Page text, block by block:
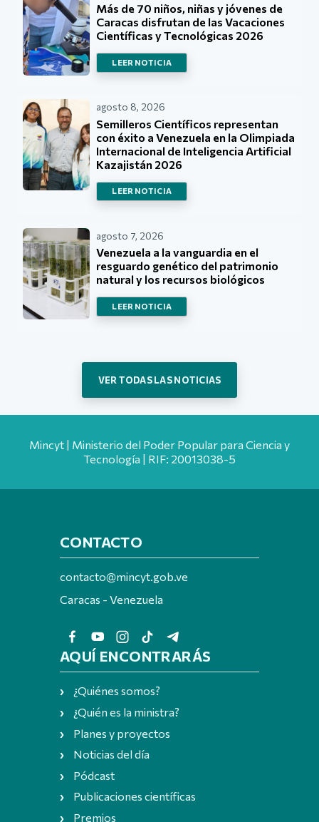
Más de 70 niños, niñas y jóvenes de
Caracas disfrutan de las Vacaciones
Científicas y Tecnológicas 2026
LEER NOTICIA
agosto 8, 2026
Semilleros Científicos representan
con éxito a Venezuela en la Olimpiada
Internacional de Inteligencia Artificial
Kazajistán 2026
LEER NOTICIA
agosto 7, 2026
Venezuela a la vanguardia en el
resguardo genético del patrimonio
natural y los recursos biológicos
LEER NOTICIA
VER TODAS LAS NOTICIAS
Mincyt | Ministerio del Poder Popular para Ciencia y
Tecnología | RIF: 20013038-5
CONTACTO
contacto@mincyt.gob.ve
Caracas - Venezuela
AQUÍ ENCONTRARÁS
¿Quiénes somos?
¿Quién es la ministra?
Planes y proyectos
Noticias del día
Pódcast
Publicaciones científicas
Premios